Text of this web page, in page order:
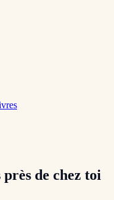
de chez toi